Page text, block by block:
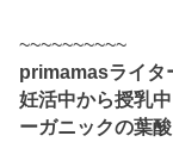
~~~~~~~~~~
primamasライタ
妊活中から授乳
ーガニックの葉酸